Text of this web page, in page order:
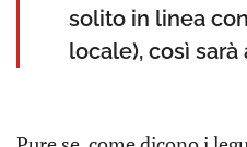
solito in linea
locale), così sarà